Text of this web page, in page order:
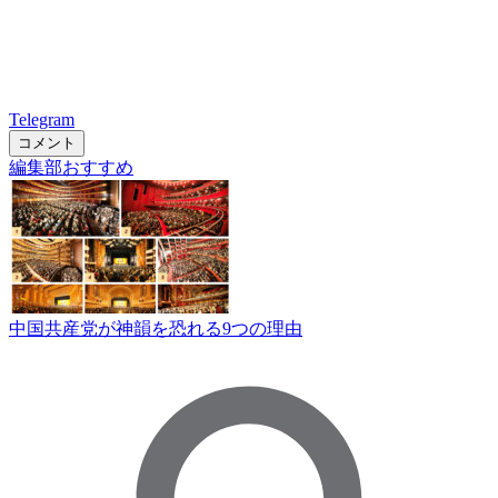
Telegram
コメント
編集部おすすめ
中国共産党が神韻を恐れる9つの理由